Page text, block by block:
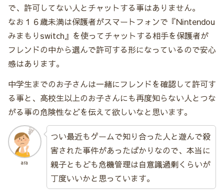
で、許可してない人とチャットする事はありません。
なお１６歳未満は保護者がスマートフォンで『Nintendou
みまもりswitch』を使ってチャットする相手を保護者が
フレンドの中から選んで許可する形になっているので安心
感はあります。
中学生までのお子さんは一緒にフレンドを確認して許可す
る事と、高校生以上のお子さんにも再度知らない人とつな
がる事の危険性などを伝えて欲しいなと思います。
ara
つい最近もゲームで知り合った人と遊んで殺
害された事件があったばかりなので、本当に
親子ともども危機管理は自意識過剰くらいが
丁度いいかと思っています。